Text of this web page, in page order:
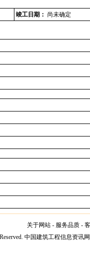
竣工日期： 尚未确定
关于网站 - 服务品质 -
中国建筑工程信息资讯